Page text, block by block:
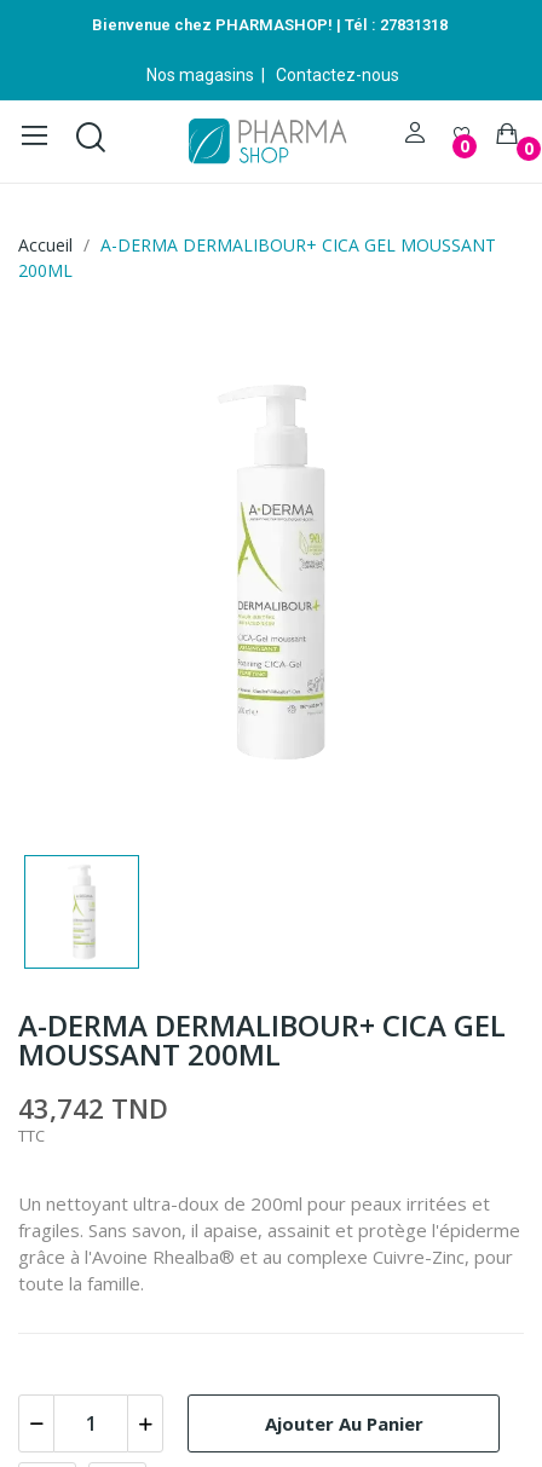
Bienvenue chez PHARMASHOP! | Tél : 27831318
Nos magasins Contactez-nous
0 0
Accueil
A-DERMA DERMALIBOUR+ CICA GEL MOUSSANT
200ML
A-DERMA DERMALIBOUR+ CICA GEL
MOUSSANT 200ML
43,742 TND
TTC
Un nettoyant ultra-doux de 200ml pour peaux irritées et
fragiles. Sans savon, il apaise, assainit et protège l'épiderme
grâce à l'Avoine Rhealba® et au complexe Cuivre-Zinc, pour
toute la famille.
Ajouter Au Panier